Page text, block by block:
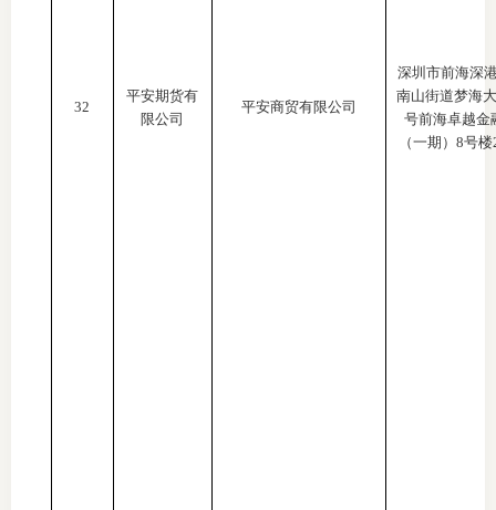
32
平安期货有
限公司
平安商贸有限公司
深圳市前海深
南山街道梦海
号前海卓越金
（一期）8号